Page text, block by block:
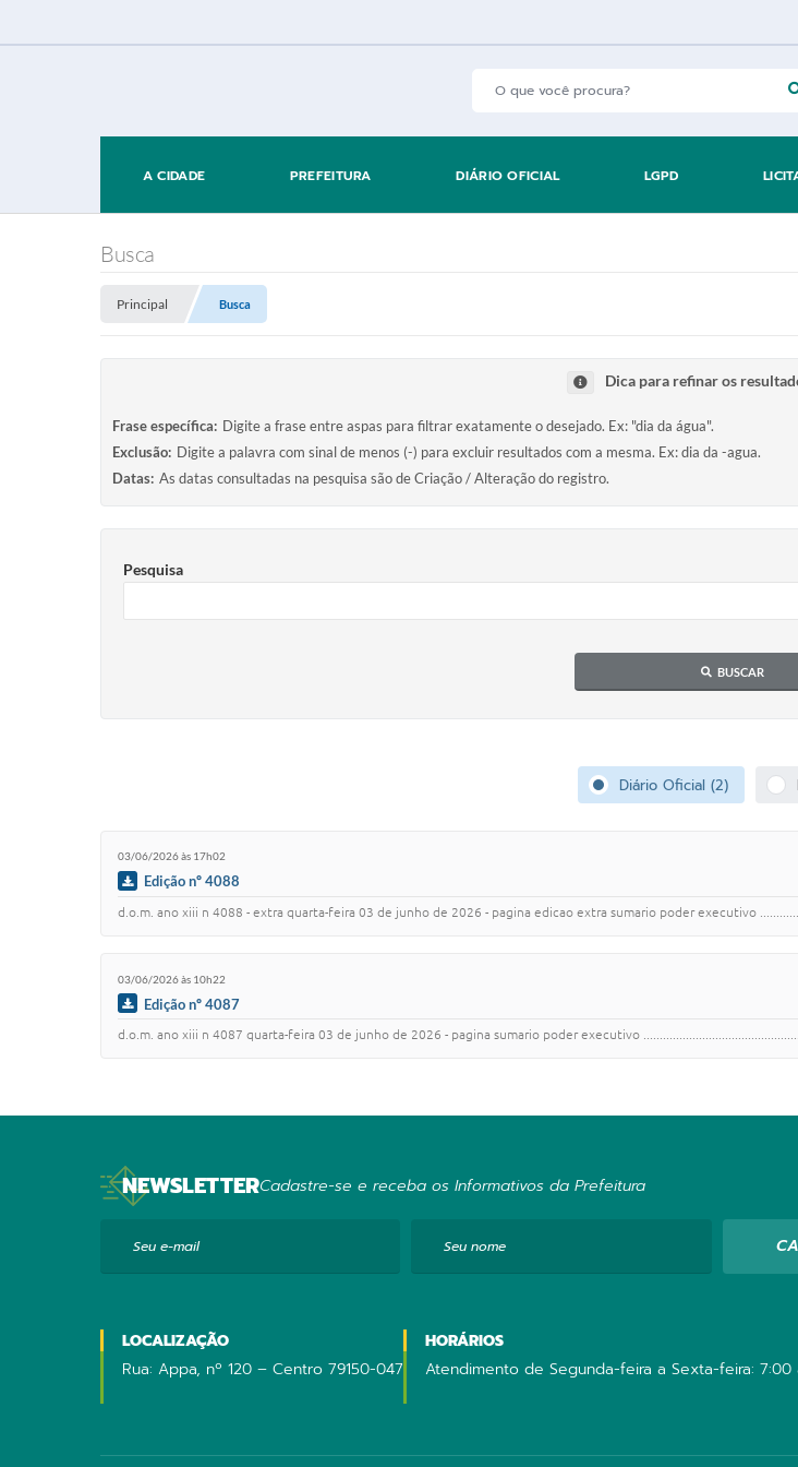
A CIDADE PREFEITURA DIÁRIO OFICIAL LGPD
Busca
Principal Busca
Dica para refinar os
Frase específica: Digite a frase entre aspas para filtrar exatamente o desejado. Ex: "dia da água".
Exclusão: Digite a palavra com sinal de menos (-) para excluir resultados com a mesma. Ex: dia da -agua.
Datas: As datas consultadas na pesquisa são de Criação / Alteração do registro.
Pesquisa
BUSCAR
Diário Oficial (2)
03/06/2026 às 17h02
Edição nº 4088
d.o.m. ano xiii n 4088 - extra quarta-feira 03 de junho de 2026 - pagina edicao extra sumario poder executivo
03/06/2026 às 10h22
Edição nº 4087
d.o.m. ano xiii n 4087 quarta-feira 03 de junho de 2026 - pagina sumario poder executivo
NEWSLETTERCadastre-se e receba os Informativos da Prefeitura
Seu e-mail Seu nome
LOCALIZAÇÃO
Rua: Appa, nº 120 – Centro 79150-047
HORÁRIOS
Atendimento de Segunda-feira a Sexta-feira: 7:00